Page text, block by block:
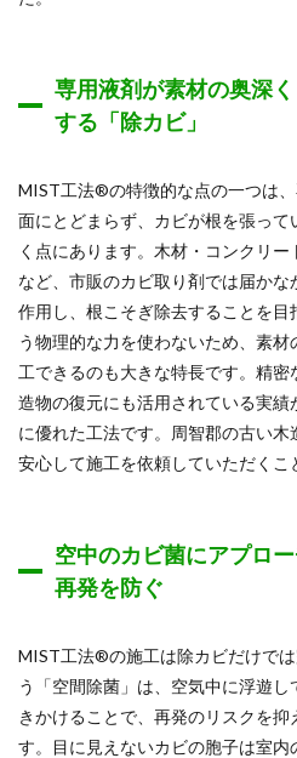
専用液剤が素材の奥深
する「除カビ」
MIST工法®の特徴的な点の一つは
面にとどまらず、カビが根を張っ
く点にあります。木材・コンクリ
など、市販のカビ取り剤では届か
作用し、根こそぎ除去することを
う物理的な力を使わないため、素
工できるのも大きな特長です。精
造物の復元にも活用されている実
に優れた工法です。周智郡の古い木
安心して施工を依頼していただくこ
空中のカビ菌にアプロ
再発を防ぐ
MIST工法®の施工は除カビだけで
う「空間除菌」は、空気中に浮遊
きかけることで、再発のリスクを
す。目に見えないカビの胞子は室内